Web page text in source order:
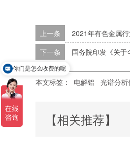
上一条
2021年有色金属
下一条 国务院印发《关于
本文标签： 电解铝 光谱分析
【相关推荐】
你们是怎么收费的呢